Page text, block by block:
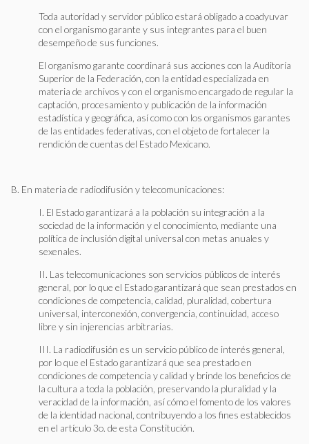
Toda autoridad y servidor público estará obligado a coadyuvar
con el organismo garante y sus integrantes para el buen
desempeño de sus funciones.
El organismo garante coordinará sus acciones con la Auditoría
Superior de la Federación, con la entidad especializada en
materia de archivos y con el organismo encargado de regular la
captación, procesamiento y publicación de la información
estadística y geográfica, así como con los organismos garantes
de las entidades federativas, con el objeto de fortalecer la
rendición de cuentas del Estado Mexicano.
B. En materia de radiodifusión y telecomunicaciones:
I. El Estado garantizará a la población su integración a la
sociedad de la información y el conocimiento, mediante una
política de inclusión digital universal con metas anuales y
sexenales.
II. Las telecomunicaciones son servicios públicos de interés
general, por lo que el Estado garantizará que sean prestados en
condiciones de competencia, calidad, pluralidad, cobertura
universal, interconexión, convergencia, continuidad, acceso
libre y sin injerencias arbitrarias.
III. La radiodifusión es un servicio público de interés general,
por lo que el Estado garantizará que sea prestado en
condiciones de competencia y calidad y brinde los beneficios de
la cultura a toda la población, preservando la pluralidad y la
veracidad de la información, así cómo el fomento de los valores
de la identidad nacional, contribuyendo a los fines establecidos
en el artículo 3o. de esta Constitución.